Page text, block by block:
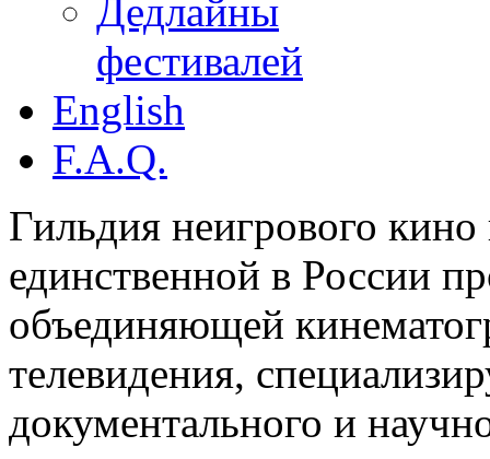
Дедлайны
фестивалей
English
F.A.Q.
Гильдия неигрового кино
единственной в России
объединяющей
телевидения,
документального и